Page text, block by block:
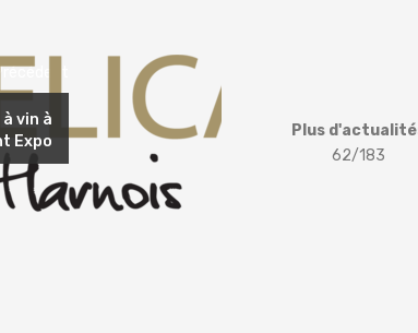
Précédent
vin à
Expo
Plus
62/183